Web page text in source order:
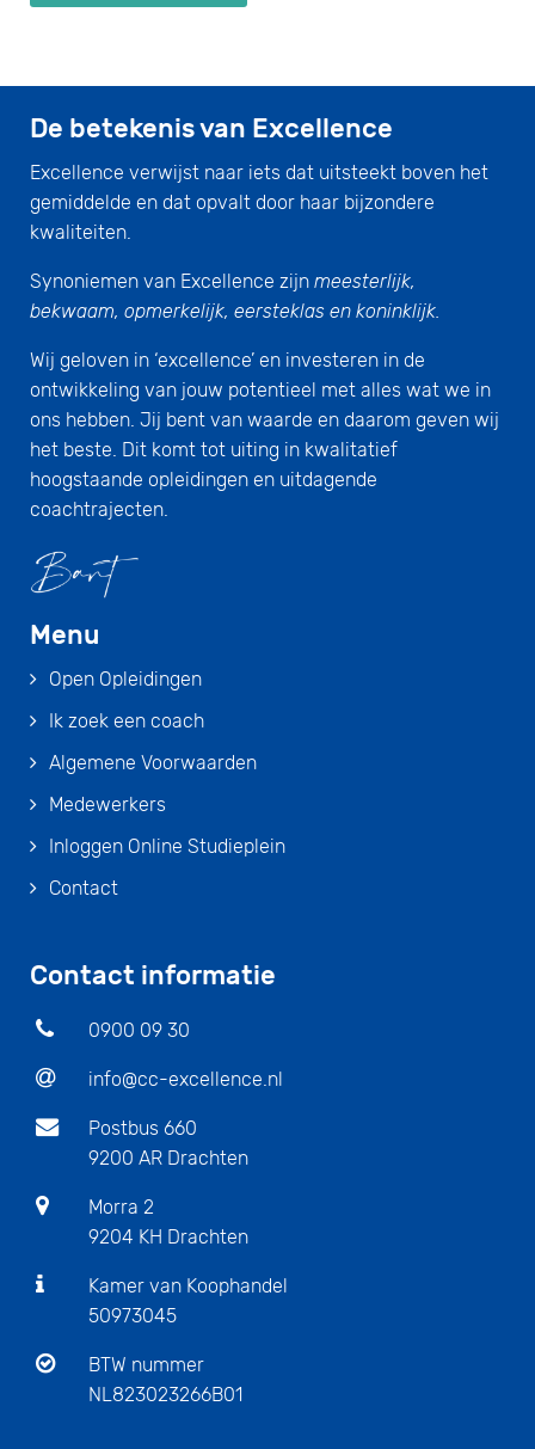
De betekenis van Excellence
Excellence verwijst naar iets dat uitsteekt boven het
gemiddelde en dat opvalt door haar bijzondere
kwaliteiten.
Synoniemen van Excellence zijn meesterlijk,
bekwaam, opmerkelijk, eersteklas en koninklijk.
Wij geloven in ‘excellence’ en investeren in de
ontwikkeling van jouw potentieel met alles wat we in
ons hebben. Jij bent van waarde en daarom geven wij
het beste. Dit komt tot uiting in kwalitatief
hoogstaande opleidingen en uitdagende
coachtrajecten.
Menu
Open Opleidingen
Ik zoek een coach
Algemene Voorwaarden
Medewerkers
Inloggen Online Studieplein
Contact
Contact informatie
0900 09 30
info@cc-excellence.nl
Postbus 660
9200 AR Drachten
Morra 2
9204 KH Drachten
Kamer van Koophandel
50973045
BTW nummer
NL823023266B01